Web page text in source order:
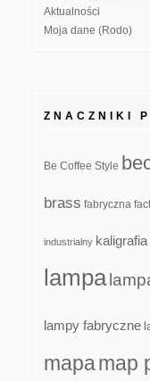
Aktualności
Moja dane (Rodo)
ZNACZNIKI
Be Coffee Style
brass fabryczna
industrialny kaligrafia
lampa
lampy fabryczne
mapamap